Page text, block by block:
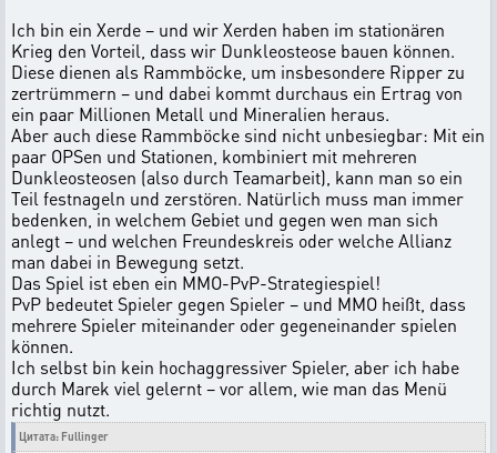
Ich bin ein Xerde – und wir Xerden haben im stationären
Krieg den Vorteil, dass wir Dunkleosteose bauen können.
Diese dienen als Rammböcke, um insbesondere Ripper zu
zertrümmern – und dabei kommt durchaus ein Ertrag von
ein paar Millionen Metall und Mineralien heraus.
Aber auch diese Rammböcke sind nicht unbesiegbar: Mit ein
paar OPSen und Stationen, kombiniert mit mehreren
Dunkleosteosen (also durch Teamarbeit), kann man so ein
Teil festnageln und zerstören. Natürlich muss man immer
bedenken, in welchem Gebiet und gegen wen man sich
anlegt – und welchen Freundeskreis oder welche Allianz
man dabei in Bewegung setzt.
Das Spiel ist eben ein MMO-PvP-Strategiespiel!
PvP bedeutet Spieler gegen Spieler – und MMO heißt, dass
mehrere Spieler miteinander oder gegeneinander spielen
können.
Ich selbst bin kein hochaggressiver Spieler, aber ich habe
durch Marek viel gelernt – vor allem, wie man das Menü
richtig nutzt.
Цитата: Fullinger